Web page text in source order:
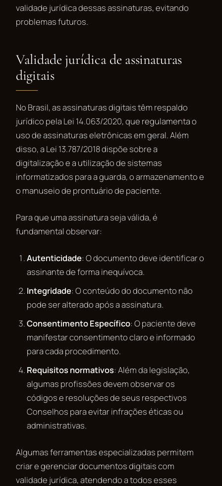
validade jurídica dessas assinaturas, evitando
problemas futuros.
Validade jurídica de assinaturas
digitais
No Brasil, as assinaturas digitais têm respaldo
jurídico pela Lei 14.063/2020, que regulamenta o
uso de assinaturas eletrônicas em geral. Além
disso, a Lei 13.787/2018 dispõe sobre a
digitalização e a utilização de sistemas
informatizados para a guarda, o armazenamento e
o manuseio de prontuário de paciente.
Para que uma assinatura seja válida, é
fundamental observar:
Autenticidade: O documento deve identificar o
assinante de forma inequívoca.
Integridade: O conteúdo do documento não
pode ser alterado após a assinatura.
Consentimento Específico: O paciente deve
manifestar consentimento claro e informado
para cada procedimento.
Requisitos normativos: Além da legislação,
algumas profissões devem observar os
códigos e resoluções de seus respectivos
Conselhos para evitar infrações éticas ou
administrativas.
Algumas ferramentas especializadas permitem
criar e gerenciar documentos digitais com
validade jurídica, atendendo a todos esses